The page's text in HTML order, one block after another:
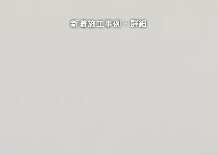
新着施工事例・詳細